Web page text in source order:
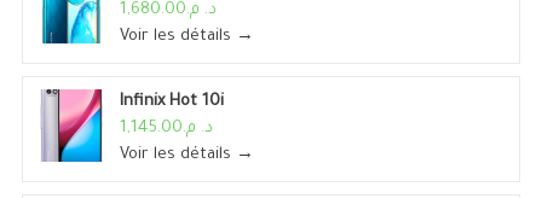
د. م.1,680.00
Voir les détails →
Infinix Hot 10i
د. م.1,145.00
Voir les détails →